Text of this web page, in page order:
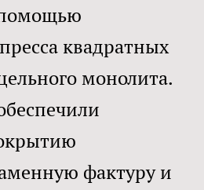
квадратных
монолита.
фактуру и